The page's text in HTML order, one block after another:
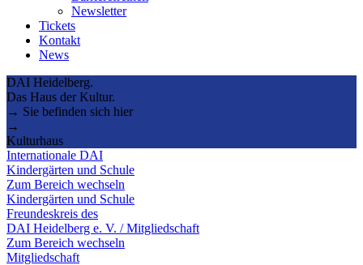
Newsletter
Tickets
Kontakt
News
DAI Heidelberg.
Das Haus der Kultur.
→ Sie befinden sich hier
→
Kulturhaus
Internationale DAI
Kindergärten und Schule
Zum Bereich wechseln
Kindergärten und Schule
Freundeskreis des
DAI Heidelberg e. V. / Mitgliedschaft
Zum Bereich wechseln
Mitgliedschaft